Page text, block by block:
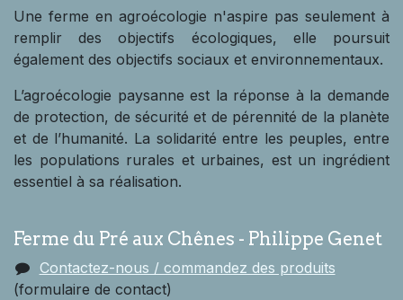
Une ferme en agroécologie n'aspire pas seulement à
remplir des objectifs écologiques, elle poursuit
également des objectifs sociaux et environnementaux.
L’agroécologie paysanne est la réponse à la demande
de protection, de sécurité et de pérennité de la planète
et de l’humanité. La solidarité entre les peuples, entre
les populations rurales et urbaines, est un ingrédient
essentiel à sa réalisation.
Ferme du Pré aux Chênes - Philippe Genet
Contactez-nous / commandez des produits
(formulaire de contact)